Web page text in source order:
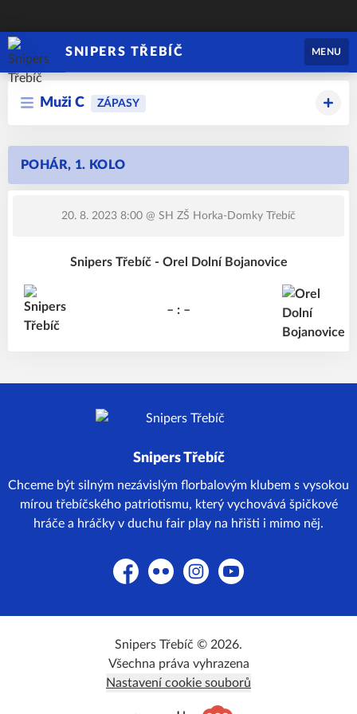
SNIPERS TŘEBÍČ MENU
Muži C ZÁPASY
POHÁR, 1. KOLO
20. 8. 2023 8:00 @ SH ZŠ Horka-Domky Třebíč
Snipers Třebíč - Orel Dolní Bojanovice
– : –
Snipers Třebíč
Chceme být silným nezávislým florbalovým klubem s vysokou
mírou třebíčského patriotismu, který vychovává špičkové
hráče a hráčky v duchu fair play na hřišti i mimo něj.
FacebookFlickr InstagramYouTube
Snipers Třebíč © 2026.
Všechna práva vyhrazena
Nastavení cookie souborů